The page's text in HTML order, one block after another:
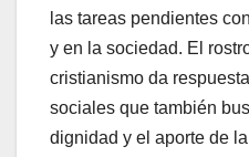
las tareas pendientes
y en la sociedad. El
cristianismo da
sociales que también
dignidad y el aporte de